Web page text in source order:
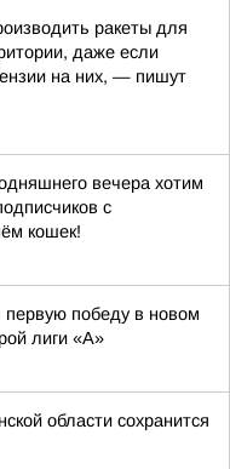
ракеты для
даже если
на них, — пишут
вечера хотим
с
кошек!
победу в новом
лиги «А»
области сохранится